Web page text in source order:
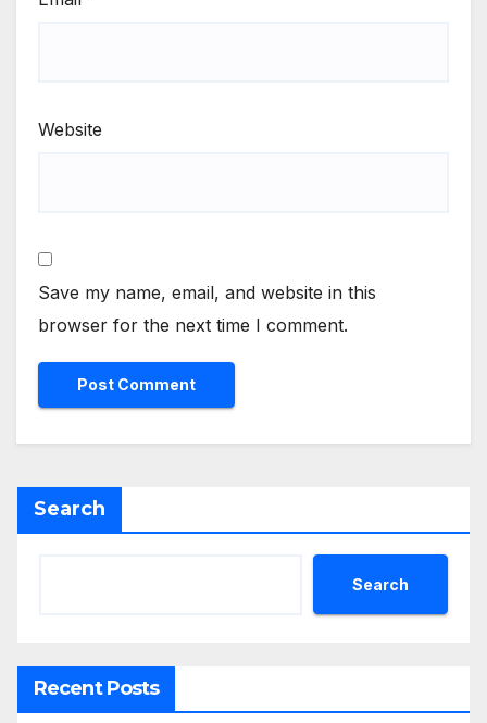
Website
Save my name, email, and website in this
browser for the next time I comment.
Search
Search
Recent Posts